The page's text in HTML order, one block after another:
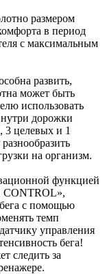
размером
в период
с максимальным
развить,
может быть
использовать
дорожки
3 целевых и 1
на организм.
функцией
CONTROL»,
бега с помощью
темп
управления
бега!
следить за